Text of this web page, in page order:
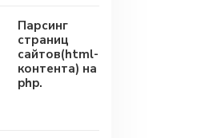
Парсинг
страниц
сайтов(html-
контента) на
php.